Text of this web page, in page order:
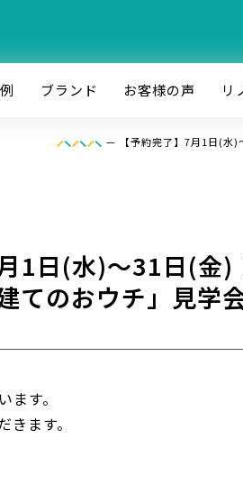
ブランド お客様の声 リ
— 【予約完了】7月1日(水
1日(水)～31日(金
てのおウチ」見学
す。
ます。